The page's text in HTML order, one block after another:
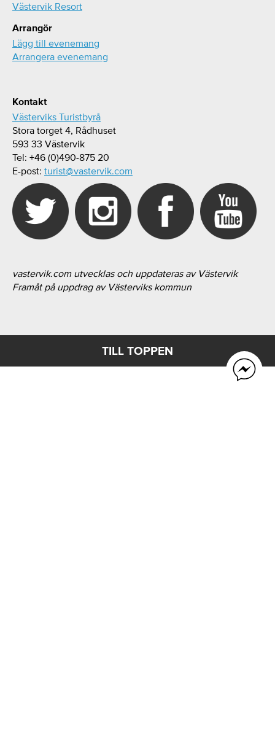
Västervik Resort
Arrangör
Lägg till evenemang
Arrangera evenemang
Kontakt
Västerviks Turistbyrå
Stora torget 4, Rådhuset
593 33 Västervik
Tel: +46 (0)490-875 20
E-post: turist@vastervik.com
vastervik.com utvecklas och uppdateras av Västervik
Framåt på uppdrag av Västerviks kommun
TILL TOPPEN